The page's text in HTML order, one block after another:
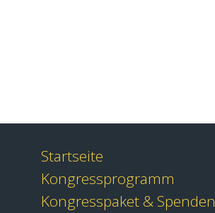
Startseite
Kongressprogramm
Kongresspaket & Spenden